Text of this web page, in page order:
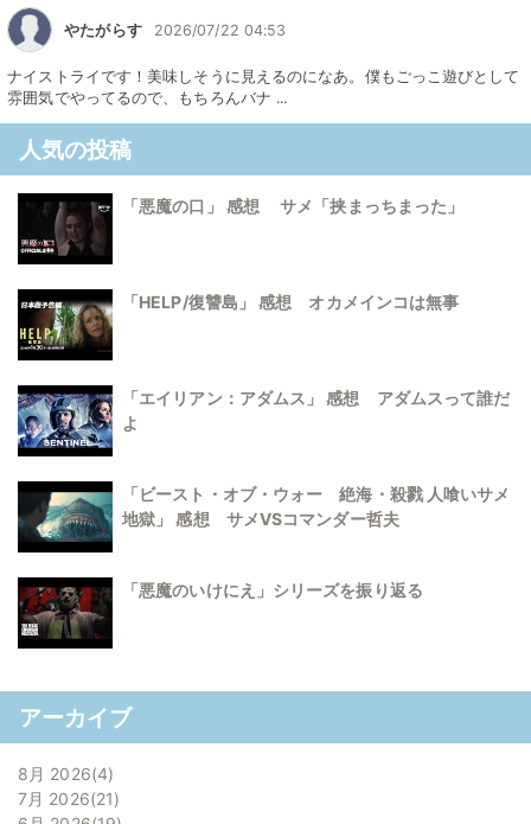
やたがらす 2026/07/22 04:53
ナイストライです！美味しそうに見えるのになあ。僕もごっこ遊びとして
雰囲気でやってるので、もちろんバナ ...
人気の投稿
「悪魔の口」 感想 サメ「挟まっちまった」
「HELP/復讐島」 感想 オカメインコは無事
「エイリアン：アダムス」 感想 アダムスって誰だ
よ
「ビースト・オブ・ウォー 絶海・殺戮 人喰いサメ
地獄」 感想 サメVSコマンダー哲夫
「悪魔のいけにえ」シリーズを振り返る
アーカイブ
8月 2026 4
7月 2026 21